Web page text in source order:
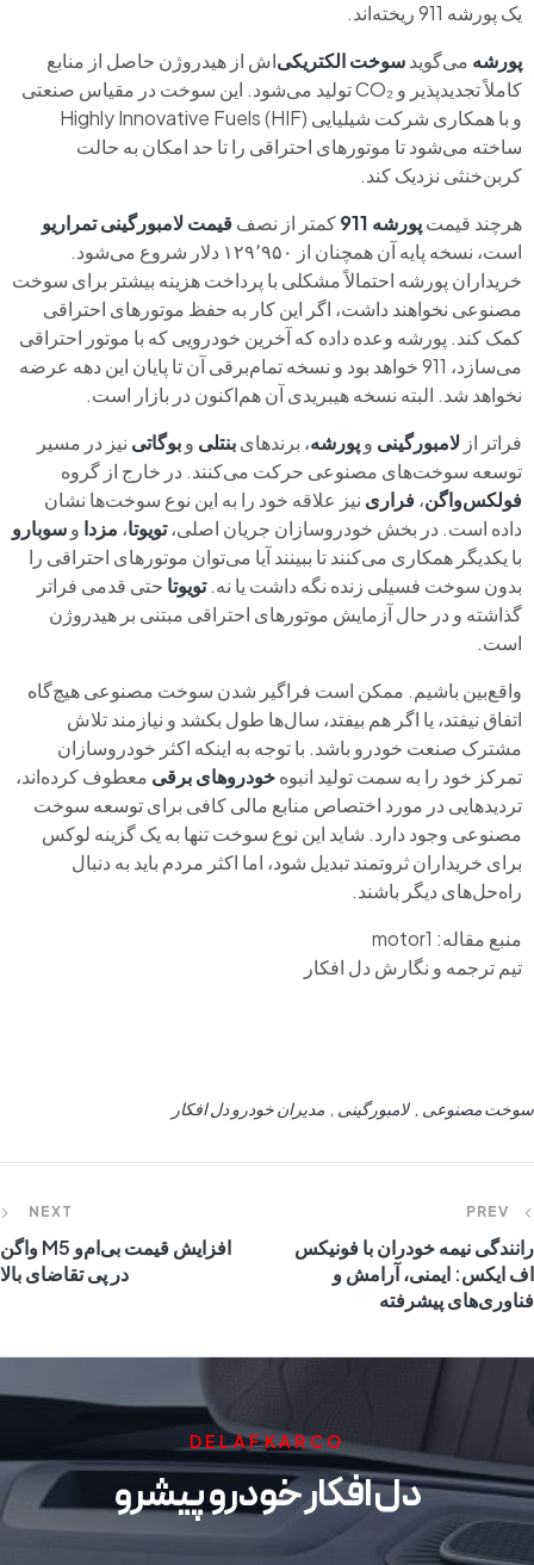
یک پورشه 911 ریخته‌اند.
پورشه می‌گویدسوخت الکتریکی‌اش از هیدروژن حاصل از منابع
کاملاً تجدیدپذیر و CO₂ تولید می‌شود. این سوخت در مقیاس صنعتی
و با همکاری شرکت شیلیایی Highly Innovative Fuels (HIF)
ساخته می‌شود تا موتورهای احتراقی را تا حد امکان به حالت
کربن‌خنثی نزدیک کند.
هرچند قیمتپورشه 911 کمتر از نصفقیمت لامبورگینی تمراریو
است، نسخه پایه آن همچنان از ۱۲۹٬۹۵۰ دلار شروع می‌شود.
خریداران پورشه احتمالاً مشکلی با پرداخت هزینه بیشتر برای سوخت
مصنوعی نخواهند داشت، اگر این کار به حفظ موتورهای احتراقی
کمک کند. پورشه وعده داده که آخرین خودرویی که با موتور احتراقی
می‌سازد، 911 خواهد بود و نسخه تمام‌برقی آن تا پایان این دهه عرضه
نخواهد شد. البته نسخه هیبریدی آن هم‌اکنون در بازار است.
فراتر از لامبورگینی وپورشه، برندهایبنتلی وبوگاتی نیز در مسیر
توسعه سوخت‌های مصنوعی حرکت می‌کنند. در خارج از گروه
فولکس‌واگن،فراری نیز علاقه خود را به این نوع سوخت‌ها نشان
داده است. در بخش خودروسازان جریان اصلی،تویوتا، مزدا وسوبارو
با یکدیگر همکاری می‌کنند تا ببینند آیا می‌توان موتورهای احتراقی را
بدون سوخت فسیلی زنده نگه داشت یا نه.تویوتا حتی قدمی فراتر
گذاشته و در حال آزمایش موتورهای احتراقی مبتنی بر هیدروژن
است.
واقع‌بین باشیم. ممکن است فراگیر شدن سوخت مصنوعی هیچ‌گاه
اتفاق نیفتد، یا اگر هم بیفتد، سال‌ها طول بکشد و نیازمند تلاش
مشترک صنعت خودرو باشد. با توجه به اینکه اکثر خودروسازان
تمرکز خود را به سمت تولید انبوهخودروهای برقی معطوف کرده‌اند،
تردیدهایی در مورد اختصاص منابع مالی کافی برای توسعه سوخت
مصنوعی وجود دارد. شاید این نوع سوخت تنها به یک گزینه لوکس
برای خریداران ثروتمند تبدیل شود، اما اکثر مردم باید به دنبال
راه‌حل‌های دیگر باشند.
منبع مقاله: motor1
تیم ترجمه و نگارش دل افکار
سوخت مصنوعی لامبورگینی مدیران خودرو دل افکار
PREV
رانندگی نیمه خودران با فونیکس
اف‌ ایکس: ایمنی، آرامش و
فناوری‌های پیشرفته
NEXT
افزایش قیمت بی‌ام‌و M5 واگن
در پی تقاضای بالا
DELAFKARCO
دل افکار خودرو پیشرو